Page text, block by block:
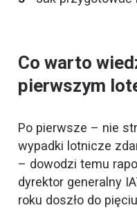
Co warto
pierwszym
Po pierwsze – nie
wypadki lotnicze
– dowodzi temu
dyrektor generalny
roku doszło do